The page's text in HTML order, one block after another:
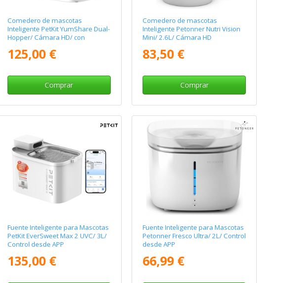
Comedero de mascotas
Inteligente PetKit YumShare Dual-
Hopper/ Cámara HD/ con
125,00 €
Comprar
Comedero de mascotas
Inteligente Petonner Nutri Vision
Mini/ 2.6L/ Cámara HD
83,50 €
Comprar
Fuente Inteligente para Mascotas
PetKit EverSweet Max 2 UVC/ 3L/
Control desde APP
135,00 €
Fuente Inteligente para Mascotas
Petonner Fresco Ultra/ 2L/ Control
desde APP
66,99 €